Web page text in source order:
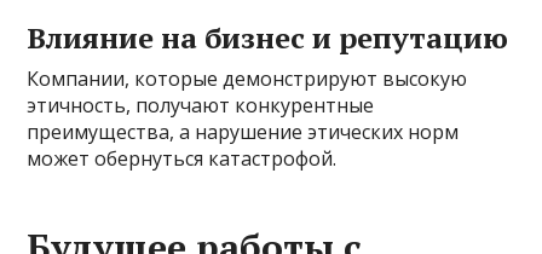
Влияние на бизнес и репутацию
Компании, которые демонстрируют высокую
этичность, получают конкурентные
преимущества, а нарушение этических норм
может обернуться катастрофой.